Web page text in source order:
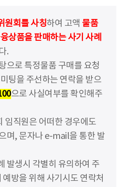
원회를 사칭하여 고액 물품
상품을 판매하는 사기 사례
.
으로 특정물품 구매를 요청
팅을 주선하는 연락을 받으
으로 사실여부를 확인해주
임직원은 어떠한 경우에도
며, 문자나 e-mail을 통한 발
발생시 각별히 유의하여 주
방을 위해 사기시도 연락처